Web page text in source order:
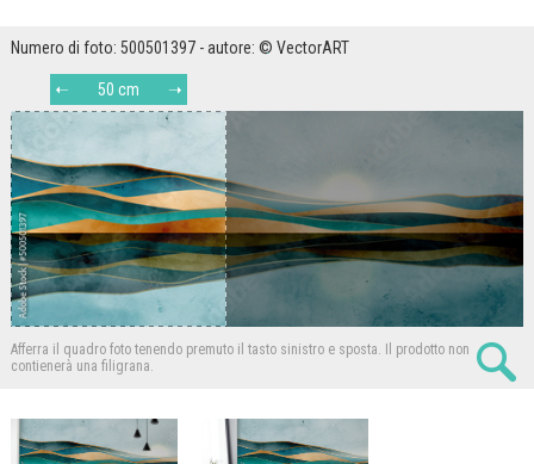
Numero di foto: 500501397 - autore: © VectorART
50 cm
Afferra il quadro foto tenendo premuto il tasto sinistro e sposta.
Il prodotto non
contienerà una filigrana.